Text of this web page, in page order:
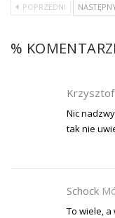
POPRZEDNI
%
Krzysztof
Nic
tak nie
Schock
To wiele, a